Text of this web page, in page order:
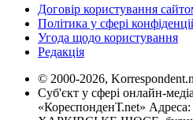
Договір користування
Політика у сфері
Угода щодо користування
Редакція
© 2000-2026,
Суб'єкт у сфері онлайн-
«КореспонденТ.net» Адреса: